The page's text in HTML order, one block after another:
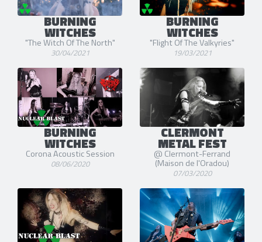
BURNING
WITCHES
"The Witch Of The North"
30/04/2021
BURNING
WITCHES
"Flight Of The Valkyries"
19/03/2021
BURNING
WITCHES
Corona Acoustic Session
08/06/2020
CLERMONT
METAL FEST
@ Clermont-Ferrand
(Maison de l'Oradou)
07/03/2020